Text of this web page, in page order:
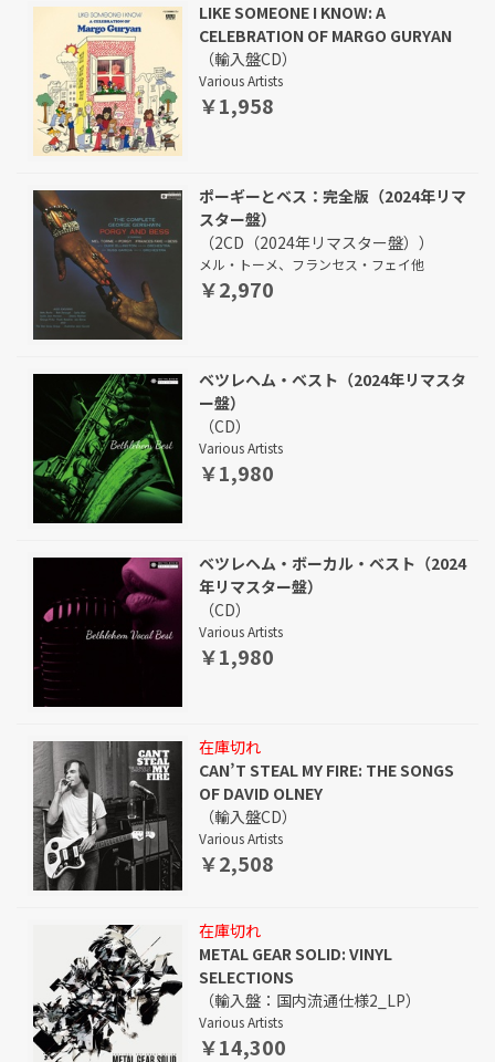
LIKE SOMEONE I KNOW: A
CELEBRATION OF MARGO GURYAN
（輸入盤CD）
Various Artists
￥1,958
ポーギーとベス：完全版（2024年リマ
スター盤）
（2CD（2024年リマスター盤））
メル・トーメ、フランセス・フェイ他
￥2,970
ベツレヘム・ベスト（2024年リマスタ
ー盤）
（CD）
Various Artists
￥1,980
ベツレヘム・ボーカル・ベスト（2024
年リマスター盤）
（CD）
Various Artists
￥1,980
在庫切れ
CAN’T STEAL MY FIRE: THE SONGS
OF DAVID OLNEY
（輸入盤CD）
Various Artists
￥2,508
在庫切れ
METAL GEAR SOLID: VINYL
SELECTIONS
（輸入盤：国内流通仕様2_LP）
Various Artists
￥14,300